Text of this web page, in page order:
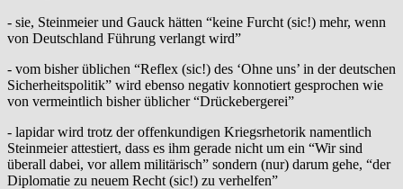
- sie, Steinmeier und Gauck hätten “keine Furcht (sic!) mehr, wenn
von Deutschland Führung verlangt wird”
- vom bisher üblichen “Reflex (sic!) des ‘Ohne uns’ in der deutschen
Sicherheitspolitik” wird ebenso negativ konnotiert gesprochen wie
von vermeintlich bisher üblicher “Drückebergerei”
- lapidar wird trotz der offenkundigen Kriegsrhetorik namentlich
Steinmeier attestiert, dass es ihm gerade nicht um ein “Wir sind
überall dabei, vor allem militärisch” sondern (nur) darum gehe, “der
Diplomatie zu neuem Recht (sic!) zu verhelfen”